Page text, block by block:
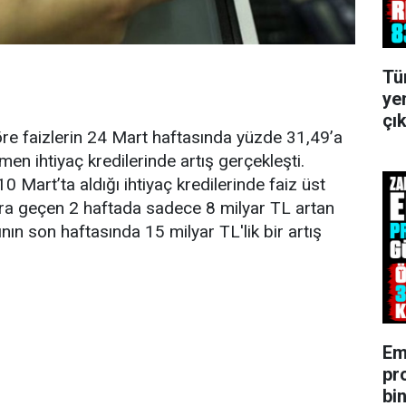
faizlerin 24 Mart haftasında yüzde 31,49’a
ihtiyaç kredilerinde artış gerçekleşti.
Mart’ta aldığı ihtiyaç kredilerinde faiz üst
geçen 2 haftada sadece 8 milyar TL artan
son haftasında 15 milyar TL'lik bir artış